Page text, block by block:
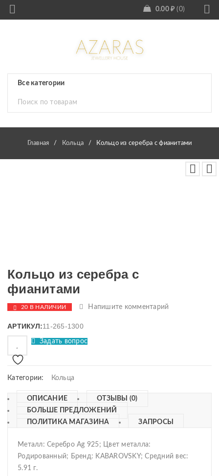
0.00 ₽ 0
Главная / Кольца / Кольцо из серебра с фианитами
Кольцо из серебра с
фианитами
20 В НАЛИЧИИ Напишите комментарий
АРТИКУЛ:11-265-1300
Задать вопрос
Категории: Кольца
ОПИСАНИЕ
ОТЗЫВЫ (0)
БОЛЬШЕ ПРЕДЛОЖЕНИЙ
ПОЛИТИКА МАГАЗИНА
ЗАПРОСЫ
Металл: Серебро Ag 925; Цвет металла:
Родированный; Бренд: KABAROVSKY; Средний вес:
5.91 г.